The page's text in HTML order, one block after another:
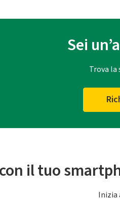
Sei
Trova la
il tuo
Inizia